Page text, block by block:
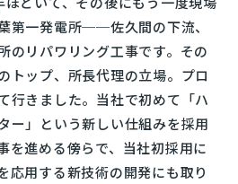
どいて、その後にもう一度現場
第一発電所──佐久間の下流、
のリパワリング工事です。その
トップ、所長代理の立場。プロ
行きました。当社で初めて「ハ
ー」という新しい仕組みを採用
を進める傍らで、当社初採用に
応用する新技術の開発にも取り